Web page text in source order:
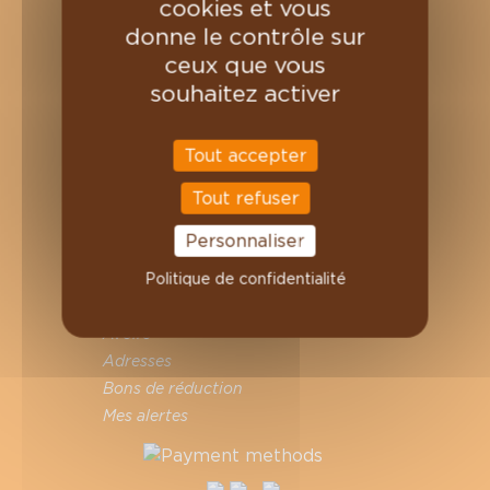
Nos thés et tisanes
INFORMATION
Où retrouver Charles Chocolartisan ?
Nous contacter
On recrute
VOTRE COMPTE
Informations personnelles
Avoirs
Adresses
Bons de réduction
Mes alertes
cookies et vous
donne le contrôle sur
ceux que vous
souhaitez activer
Tout accepter
Tout refuser
Personnaliser
Politique de confidentialité